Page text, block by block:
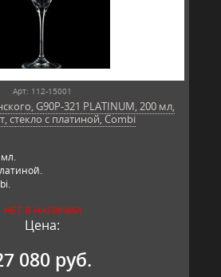
Арт: 112-15001
G90P-321 PLATINUM, 200 мл,
стекло с платиной, Combi
мл.
НЕТ В НАЛИЧИИ
Цена:
080 руб.